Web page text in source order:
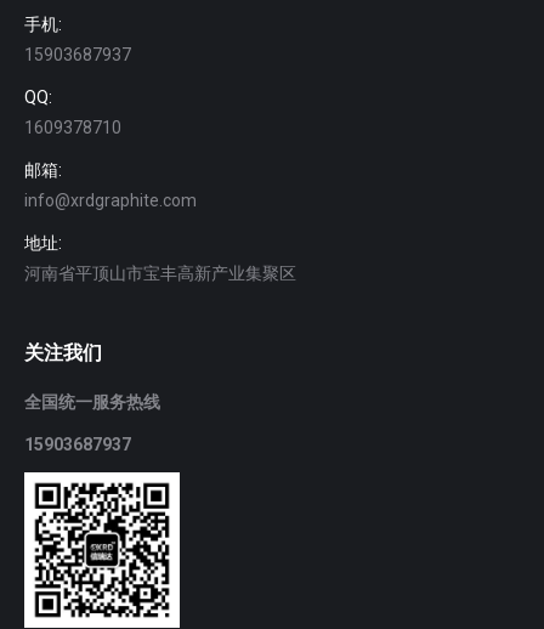
手机:
15903687937
QQ:
1609378710
邮箱:
info@xrdgraphite.com
地址:
河南省平顶山市宝丰高新产业集聚区
关注我们
全国统一服务热线
15903687937